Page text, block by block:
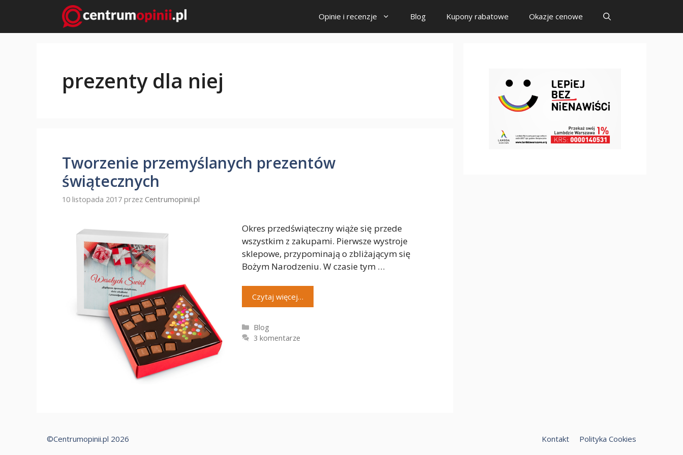
treści
Opinie i recenzje Blog Kupony rabatowe Okazje cenowe
prezenty dla niej
Tworzenie przemyślanych prezentów
świątecznych
10 listopada 2017 przez Centrumopinii.pl
Okres przedświąteczny wiąże się przede
wszystkim z zakupami. Pierwsze wystroje
sklepowe, przypominają o zbliżającym się
Bożym Narodzeniu. W czasie tym …
Czytaj więcej…
Kategorie
Blog
3 komentarze
Kontakt Polityka Cookies
©Centrumopinii.pl 2026